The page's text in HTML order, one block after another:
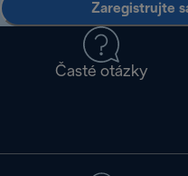
Zaregistrujte
Časté otázky